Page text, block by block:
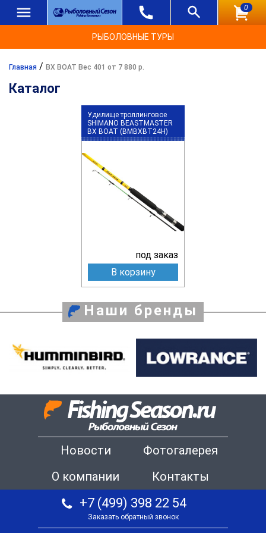
0
РЫБОЛОВНЫЕ ТУРЫ
Главная / BX BOAT Вес 401 от 7 880 р.
Каталог
Удилище троллинговое
SHIMANO BEASTMASTER
BX BOAT (BMBXBT24H)
под заказ
В корзину
Наши бренды
Новости
Фотогалерея
О компании
Контакты
+7 (499) 398 22 54
Заказать обратный звонок